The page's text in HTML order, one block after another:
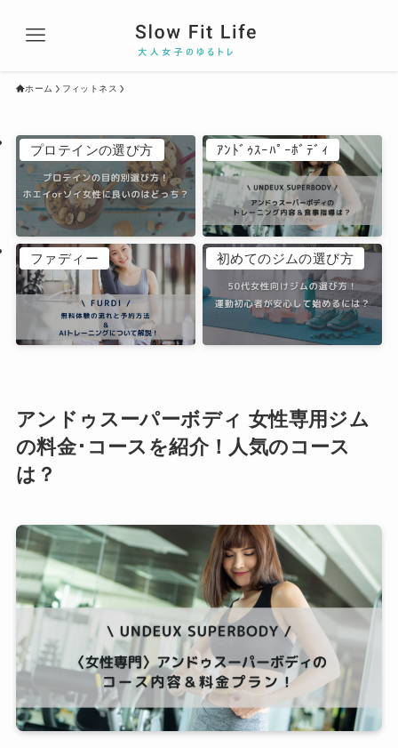
ホーム フィットネス
プロテインの選び方 ｱﾝﾄﾞｩｽｰﾊﾟｰﾎﾞﾃﾞｨ
ファディー 初めてのジムの選び方
アンドゥスーパーボディ 女性専用ジム
の料金･コースを紹介！人気のコース
は？